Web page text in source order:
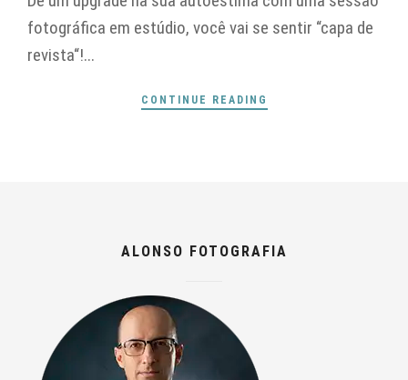
fotográfica em estúdio, você vai se sentir “capa de
revista“!...
CONTINUE READING
ALONSO FOTOGRAFIA